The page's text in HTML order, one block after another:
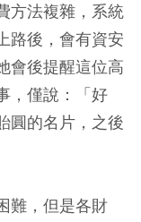
方法複雜，系統
路後，會有資安
會後提醒這位高
，僅說：「好
圓的名片，之後
難，但是各財